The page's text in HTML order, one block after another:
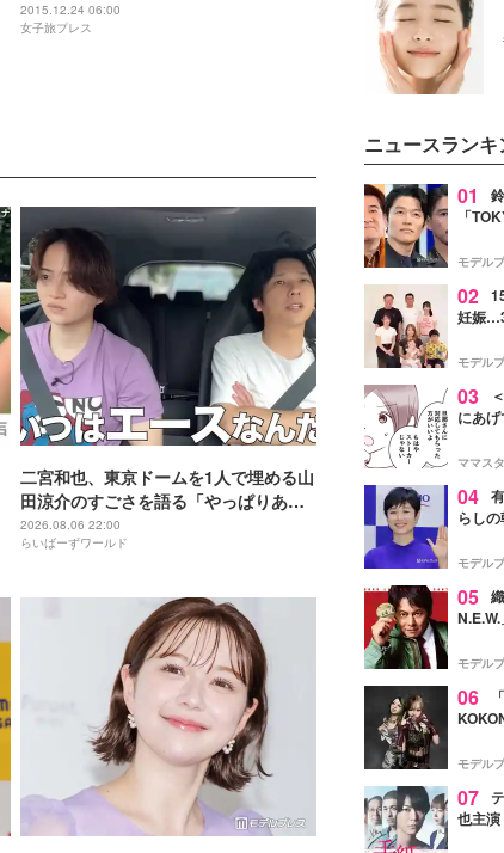
2015.12.24 06:00
女子旅プレス
二宮和也、東京ドームを1人で埋める山
田涼介のすごさを語る「やっぱりあい
つはエース」
2026.08.06 22:00
らいばーずワールド
ニュースランキ
01
「
最大の
モデル
02
妊娠
よ！」
モデル
03
にあ
ママス
04
らし
そう」
モデル
05
徴する
モデル
06
リリー
モデル
07
也主